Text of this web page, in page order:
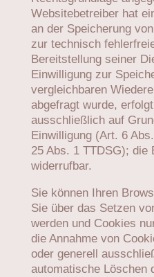
Websitebetreiber hat
an der Speicherung
zur technisch
Bereitstellung seiner
Einwilligung zur
vergleichbaren
abgefragt wurde,
ausschließlich auf
Einwilligung (Art. 6
25 Abs. 1 TTDSG); die
widerrufbar.
Sie können Ihren
Sie über das Setzen
werden und Cookies
die Annahme von
oder generell
automatische Löschen